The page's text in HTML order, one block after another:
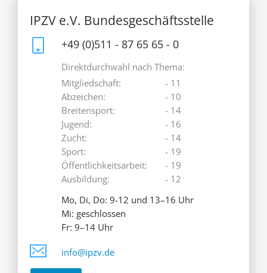
IPZV e.V. Bundesgeschäftsstelle
+49 (0)511 - 87 65 65 - 0
Direktdurchwahl nach Thema:
Mitgliedschaft:
Abzeichen:
Breitensport:
Jugend:
Zucht:
Sport:
Öffentlichkeitsarbeit:
Ausbildung:
- 11
- 10
- 14
- 16
- 14
- 19
- 19
- 12
Mo, Di, Do: 9-12 und 13–16 Uhr
Mi: geschlossen
Fr: 9–14 Uhr
info@ipzv.de